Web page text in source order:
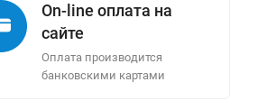
On-line оплата на
сайте
Оплата производится
банковскими картами